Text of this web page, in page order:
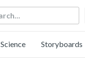
Science Storyboards